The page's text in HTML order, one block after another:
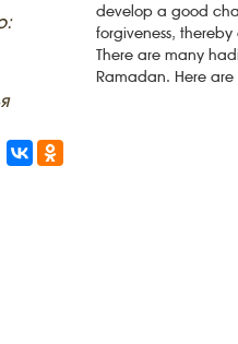
develop a good
forgiveness,
There are many
Ramadan. Here are